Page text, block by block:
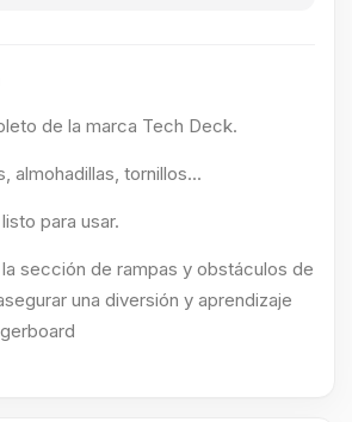
de la marca Tech Deck.
almohadillas, tornillos...
para usar.
sección de rampas y obstáculos de
una diversión y aprendizaje